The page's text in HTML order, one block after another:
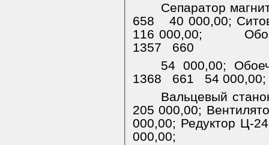
Сепаратор
658
40 000,00;
116 000,00;
1357
660
54 000,00;
1368
661
54 000,00;
Вальцевый
205 000,00;
000,00; Редуктор Ц-
000,00;